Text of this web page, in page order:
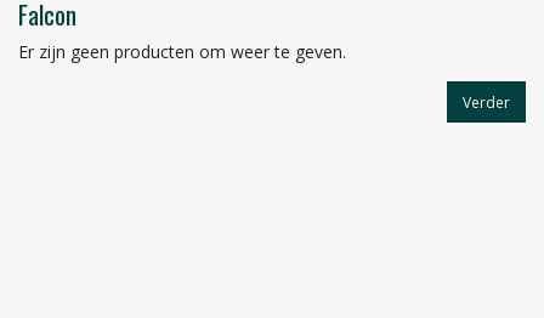
Falcon
Er zijn geen producten om weer te geven.
Verder